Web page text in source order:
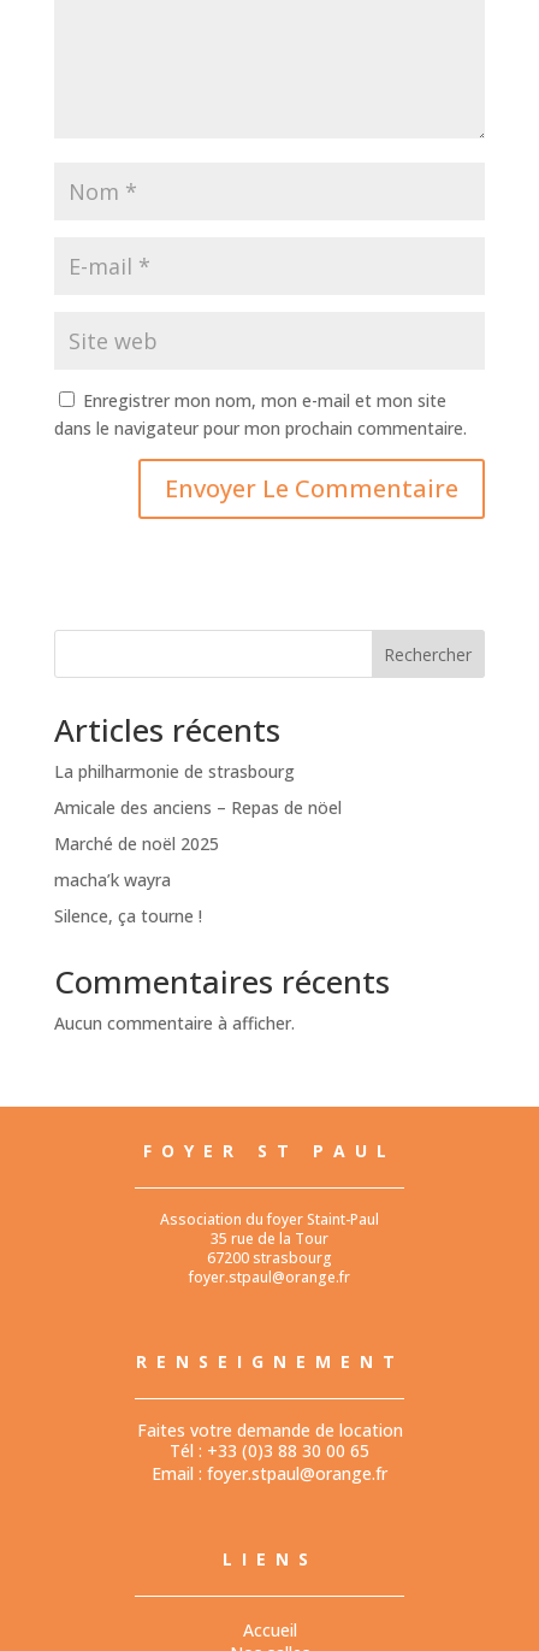
Enregistrer mon nom, mon e-mail et mon site
dans le navigateur pour mon prochain commentaire.
Rechercher
Articles récents
La philharmonie de strasbourg
Amicale des anciens – Repas de nöel
Marché de noël 2025
macha’k wayra
Silence, ça tourne !
Commentaires récents
Aucun commentaire à afficher.
FOYER ST PAUL
Association du foyer Staint-Paul
35 rue de la Tour
67200 strasbourg
foyer.stpaul@orange.fr
RENSEIGNEMENT
Faites votre demande de location
Tél : +33 (0)3 88 30 00 65
Email : foyer.stpaul@orange.fr
LIENS
Accueil